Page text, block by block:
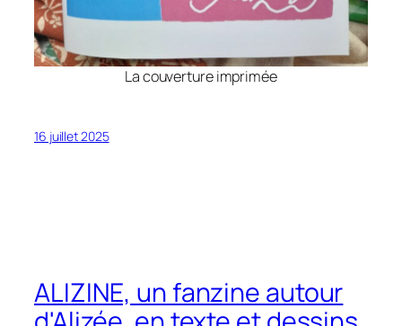
La couverture imprimée
16 juillet 2025
ALIZINE, un fanzine autour